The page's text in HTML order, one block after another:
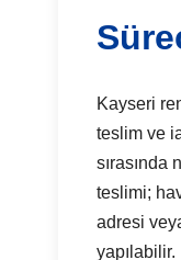
Kayseri
teslim ve
sırasında
teslimi;
adresi
yapılabilir.